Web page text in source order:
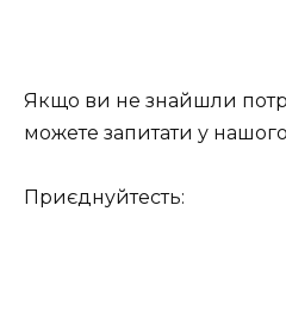
Якщо ви не знайшли
можете запитати у нашого
Приєднуйтесть: